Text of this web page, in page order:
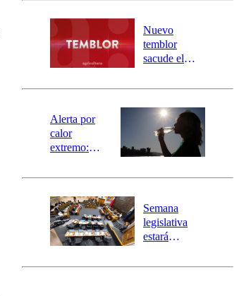
río Damas:
activa
mensajería
SAE
Nuevo
temblor
sacude el
revisa la
epicentro
Alerta por
calor
extremo:
activa Alerta
Preventiva en
tres comunas
Semana
legislativa
estará
el fin de la